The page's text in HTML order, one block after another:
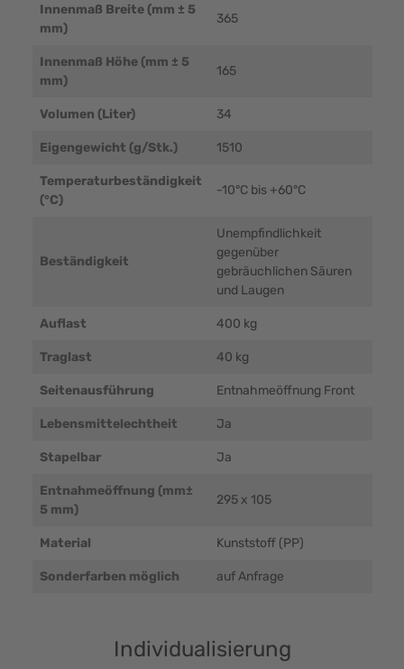
Innenmaß Breite (mm ± 5
mm)
365
Innenmaß Höhe (mm ± 5
mm)
165
Volumen (Liter) 34
Eigengewicht (g/Stk.) 1510
Temperaturbeständigkeit
(°C)
-10°C bis +60°C
Beständigkeit
Unempfindlichkeit
gegenüber
gebräuchlichen Säuren
und Laugen
Auflast 400 kg
Traglast 40 kg
Seitenausführung Entnahmeöffnung Front
Lebensmittelechtheit Ja
Stapelbar Ja
Entnahmeöffnung (mm±
5 mm)
295 x 105
Material Kunststoff (PP)
Sonderfarben möglich auf Anfrage
Individualisierung